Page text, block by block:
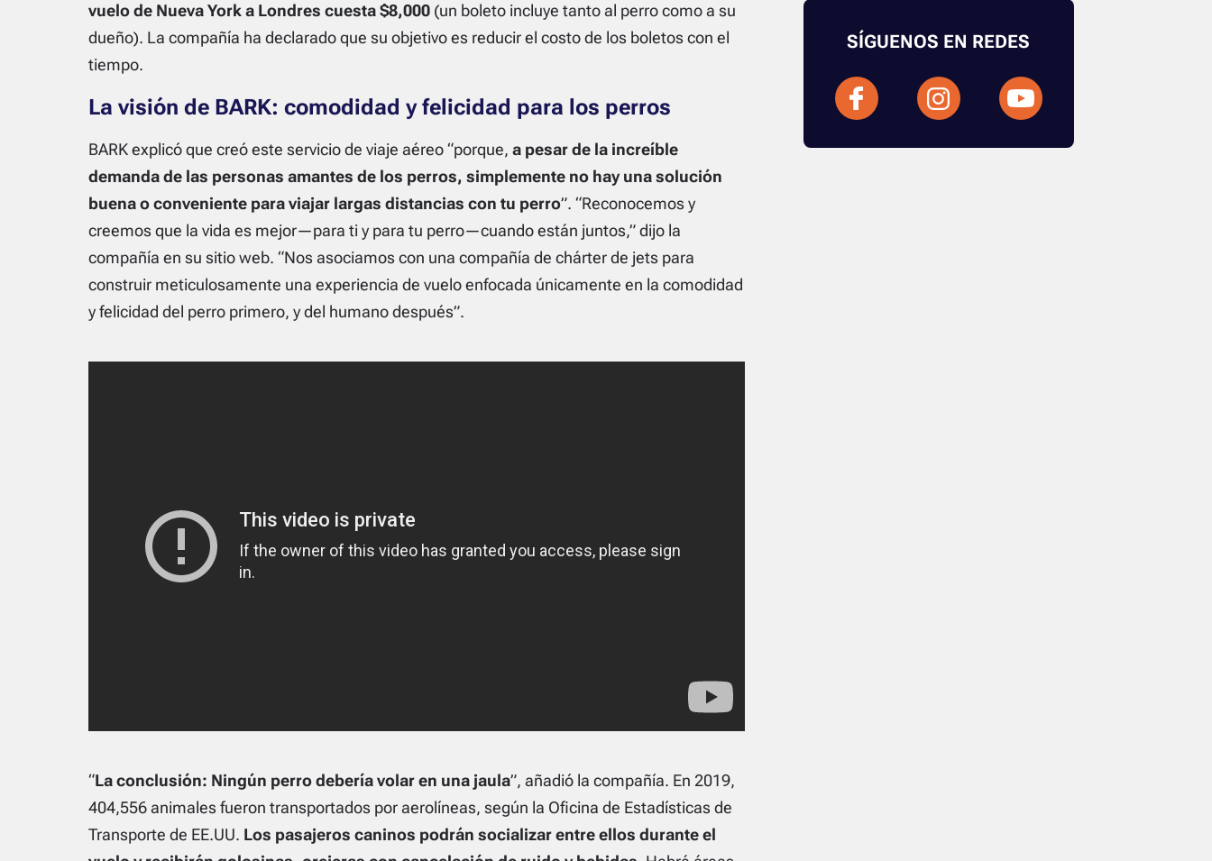
vuelo de Nueva York a Londres cuesta $8,000(un boleto incluye tanto al perro como a su
dueño). La compañía ha declarado que su objetivo es reducir el costo de los boletos con el
tiempo.
La visión de BARK: comodidad y felicidad para los perros
BARK explicó que creó este servicio de viaje aéreo “porque, a pesar de la increíble
demanda de las personas amantes de los perros, simplemente no hay una solución
buena o conveniente para viajar largas distancias con tu perro”. “Reconocemos y
creemos que la vida es mejor—para ti y para tu perro—cuando están juntos,” dijo la
compañía en su sitio web. “Nos asociamos con una compañía de chárter de jets para
construir meticulosamente una experiencia de vuelo enfocada únicamente en la comodidad
y felicidad del perro primero, y del humano después”.
“La conclusión: Ningún perro debería volar en una jaula”, añadió la compañía. En 2019,
404,556 animales fueron transportados por aerolíneas, según la Oficina de Estadísticas de
Transporte de EE.UU. Los pasajeros caninos podrán socializar entre ellos durante el
SÍGUENOS EN REDES